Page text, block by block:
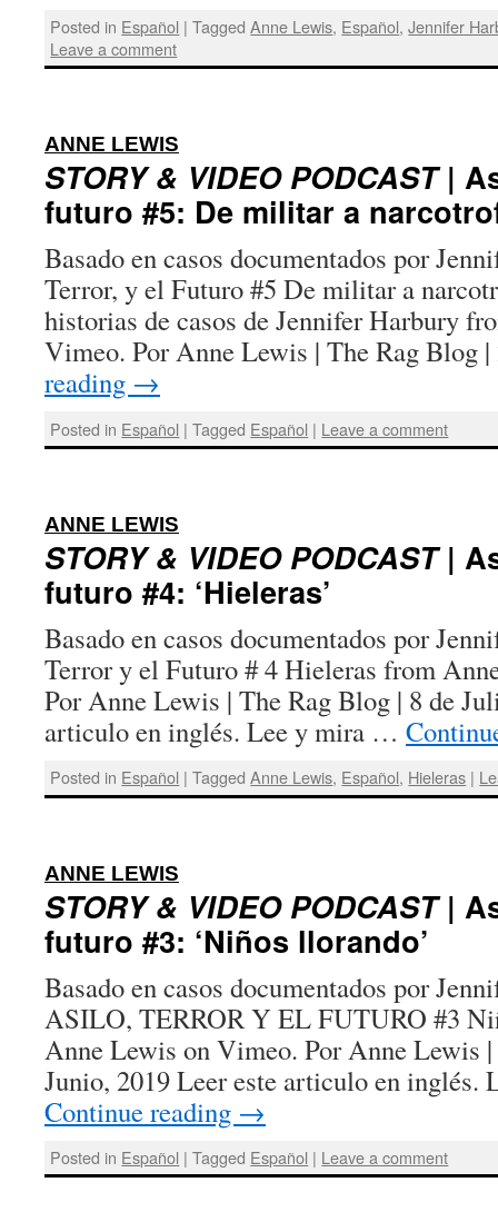
Posted in Español | Tagged Anne Lewis, Español,Jennifer
Leave a comment
ANNE LEWIS
STORY & VIDEO PODCAST|
futuro #5: De militar a
Basado en casos documentados por
Terror, y el Futuro #5 De militar a
historias de casos de Jennifer Harbury
Vimeo. Por Anne Lewis | The Rag
reading →
Posted in Español | Tagged Español | Leave a comment
ANNE LEWIS
STORY & VIDEO PODCAST|
futuro #4: ‘Hieleras’
Basado en casos documentados por
Terror y el Futuro # 4 Hieleras from
Por Anne Lewis | The Rag Blog | 8 de
articulo en inglés. Lee y mira …
Posted in Español | Tagged Anne Lewis, Español, Hieleras |
ANNE LEWIS
STORY & VIDEO PODCAST|
futuro #3: ‘Niños llorando’
Basado en casos documentados por
ASILO, TERROR Y EL FUTURO #3
Anne Lewis on Vimeo. Por Anne Lewis
Junio, 2019 Leer este articulo en
Continue reading →
Posted in Español | Tagged Español | Leave a comment